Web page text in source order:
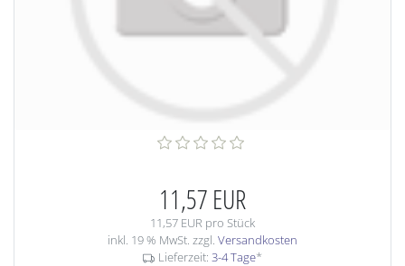
11,57 EUR
11,57 EUR pro Stück
inkl. 19 % MwSt. zzgl. Versandkosten
Lieferzeit: 3-4 Tage*